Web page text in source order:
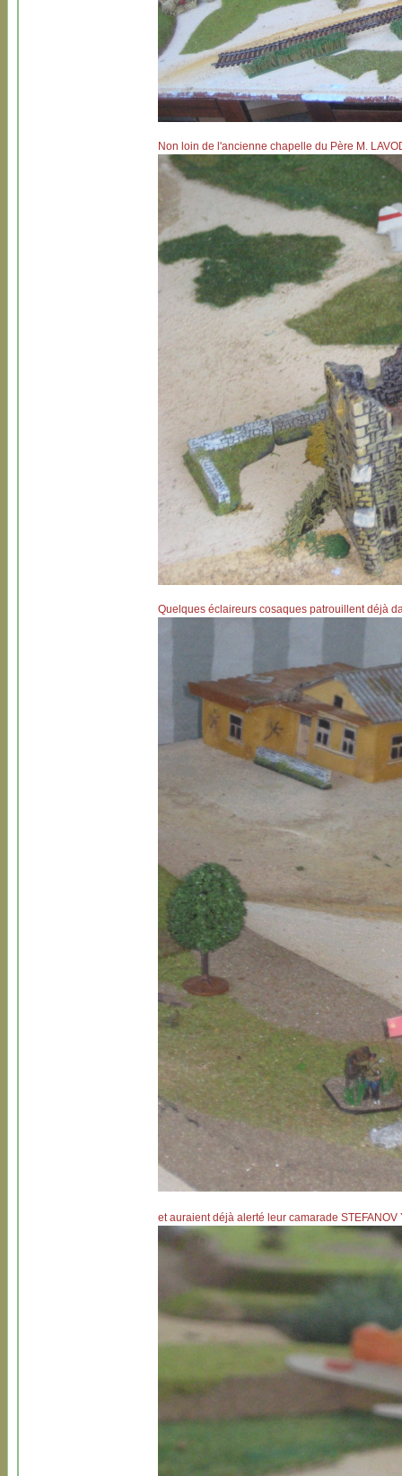
Non loin de l'ancienne chapelle du Père M.
Quelques éclaireurs cosaques patrouillent déjà
et auraient déjà alerté leur camarade